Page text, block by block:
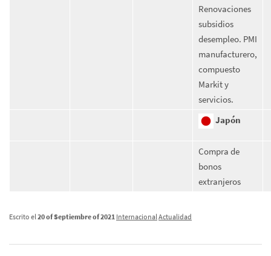
Renovaciones
subsidios
desempleo. PMI
manufacturero,
compuesto
Markit y
servicios.
Japón
Compra de
bonos
extranjeros
Escrito el 20 of Septiembre of 2021 Internacional Actualidad